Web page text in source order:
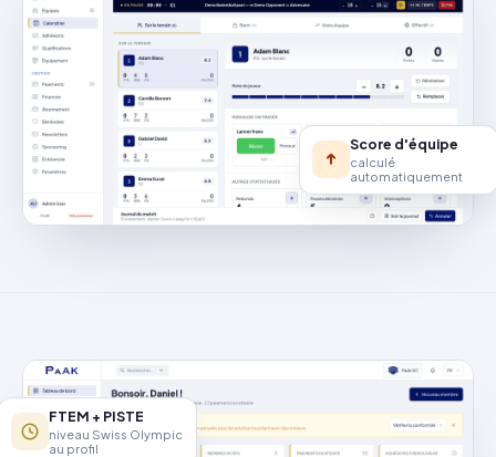
Score d'équipe
calculé
automatiquement
FTEM + PISTE
niveau Swiss Olympic
au profil